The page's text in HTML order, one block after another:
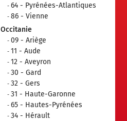
64 - Pyrénées-Atlantiques
86 - Vienne
Occitanie
09 - Ariège
11 - Aude
12 - Aveyron
30 - Gard
32 - Gers
31 - Haute-Garonne
65 - Hautes-Pyrénées
34 - Hérault